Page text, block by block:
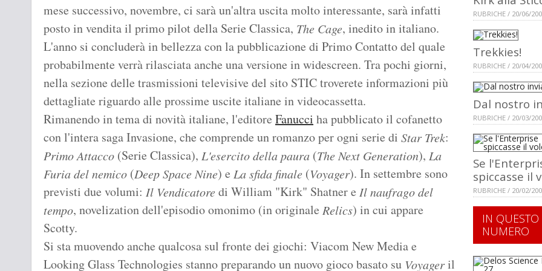
mese successivo, novembre, ci sarà un'altra uscita molto interessante, sarà infatti
posto in vendita il primo pilot della Serie Classica, The Cage, inedito in italiano.
L'anno si concluderà in bellezza con la pubblicazione di Primo Contatto del quale
probabilmente verrà rilasciata anche una versione in widescreen. Tra pochi giorni,
nella sezione delle trasmissioni televisive del sito STIC troverete informazioni più
dettagliate riguardo alle prossime uscite italiane in videocassetta.
Rimanendo in tema di novità italiane, l'editore Fanucci ha pubblicato il cofanetto
con l'intera saga Invasione, che comprende un romanzo per ogni serie di Star Trek:
Primo Attacco (Serie Classica), L'esercito della paura (The Next Generation), La
Furia del nemico (Deep Space Nine) e La sfida finale (Voyager). In settembre sono
previsti due volumi: Il Vendicatore di William "Kirk" Shatner e Il naufrago del
tempo, novelization dell'episodio omonimo (in originale Relics) in cui appare
Scotty.
Si sta muovendo anche qualcosa sul fronte dei giochi: Viacom New Media e
Looking Glass Technologies stanno preparando un nuovo gioco basato su Voyageril
RUBRICHE / 20/06/
Trekkies!
RUBRICHE / 20/04/
Dal nostro
RUBRICHE / 20/03/
Se
spiccasse il
RUBRICHE / 20/02/
IN QUESTO
NUMERO